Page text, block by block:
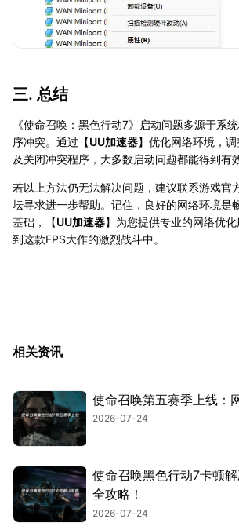
三. 总结
《使命召唤：黑色行动7》启动问题多源于系
序冲突。通过【UU加速器】优化网络环境，
及关闭冲突程序，大多数启动问题都能得到有
若以上方法仍无法解决问题，建议联系游戏官
坛寻求进一步帮助。记住，良好的网络环境是
基础，【UU加速器】为您提供专业的网络优
到这款FPS大作的激烈战斗中。
相关资讯
使命召唤第五赛季上线：
2026-07-24
使命召唤黑色行动7卡顿
全攻略！
2026-07-24